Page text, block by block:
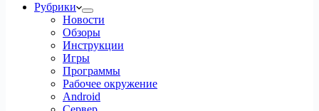
Рубрики
Новости
Обзоры
Инструкции
Игры
Программы
Рабочее окружение
Android